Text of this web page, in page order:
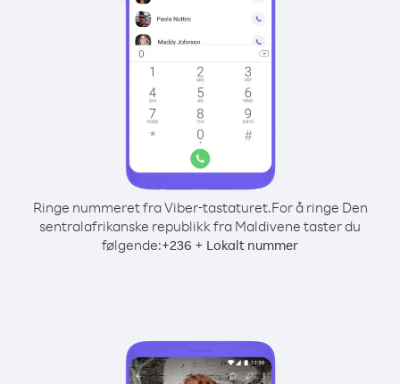
Ringe nummeret fra Viber-tastaturet.For å ringe Den
sentralafrikanske republikk fra Maldivene taster du
følgende:+236 + Lokalt nummer